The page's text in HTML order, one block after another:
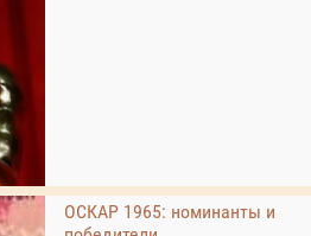
ОСКАР 1965: номинанты и